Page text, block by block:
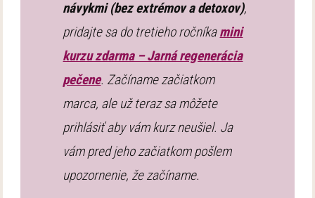
návykmi (bez extrémov a detoxov),
pridajte sa do tretieho ročníkamini
kurzu zdarma – Jarná regenerácia
pečene. Začíname začiatkom
marca, ale už teraz sa môžete
prihlásiť aby vám kurz neušiel. Ja
vám pred jeho začiatkom pošlem
upozornenie, že začíname.